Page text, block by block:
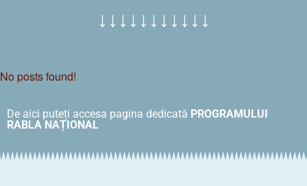
De aici puteți accesa pagina dedicată
RABLA NAȚIONAL
Informații despre despăgubirile